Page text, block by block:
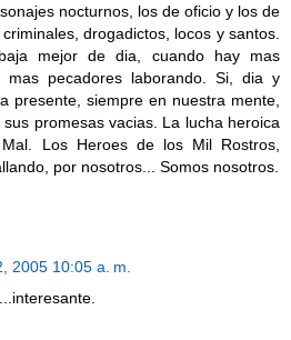
nocturnos, los de oficio y los de
drogadictos, locos y santos.
mejor de dia, cuando hay mas
mas pecadores laborando. Si, dia y
presente, siempre en nuestra mente,
promesas vacias. La lucha heroica
Los Heroes de los Mil Rostros,
por nosotros... Somos nosotros.
2005 10:05 a. m.